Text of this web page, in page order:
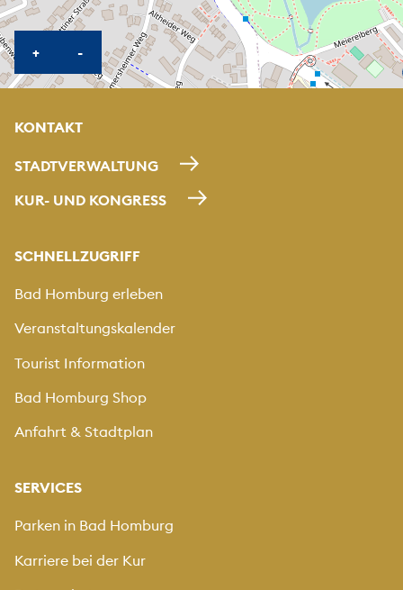
+KARTE HEREINZOOMEN
-KARTE HERAUSZOOMEN
KONTAKT
STADTVERWALTUNG
KUR- UND KONGRESS
SCHNELLZUGRIFF
Bad Homburg erleben
Veranstaltungskalender
Tourist Information
Bad Homburg Shop
Anfahrt & Stadtplan
SERVICES
Parken in Bad Homburg
Karriere bei der Kur